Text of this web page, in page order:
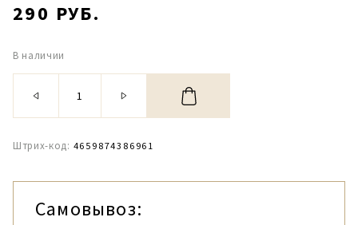
290 РУБ.
В наличии
Штрих-код: 4659874386961
Самовывоз: